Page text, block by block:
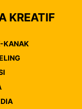
KREATIF
KANAK